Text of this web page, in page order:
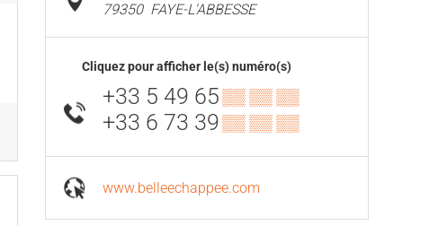
79350 FAYE-L'ABBESSE
Cliquez pour afficher le(s) numéro(s)
+33 5 49 65▒▒ ▒▒ ▒▒
+33 6 73 39▒▒ ▒▒ ▒▒
www.belleechappee.com